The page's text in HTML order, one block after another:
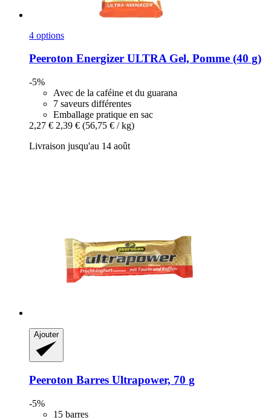
4 options
Peeroton Energizer ULTRA Gel, Pomme (40 g)
-5%
Avec de la caféine et du guarana
7 saveurs différentes
Emballage pratique en sac
2,27 € 2,39 € (56,75 € / kg)
Livraison jusqu'au 14 août
Ajouter
Peeroton Barres Ultrapower, 70 g
-5%
15 barres